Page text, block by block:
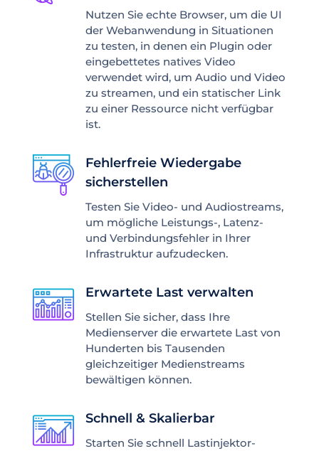
Nutzen Sie echte Browser, um die UI
der Webanwendung in Situationen
zu testen, in denen ein Plugin oder
eingebettetes natives Video
verwendet wird, um Audio und Video
zu streamen, und ein statischer Link
zu einer Ressource nicht verfügbar
ist.
Fehlerfreie Wiedergabe
sicherstellen
Testen Sie Video- und Audiostreams,
um mögliche Leistungs-, Latenz-
und Verbindungsfehler in Ihrer
Infrastruktur aufzudecken.
Erwartete Last verwalten
Stellen Sie sicher, dass Ihre
Medienserver die erwartete Last von
Hunderten bis Tausenden
gleichzeitiger Medienstreams
bewältigen können.
Schnell & Skalierbar
Starten Sie schnell Lastinjektor-